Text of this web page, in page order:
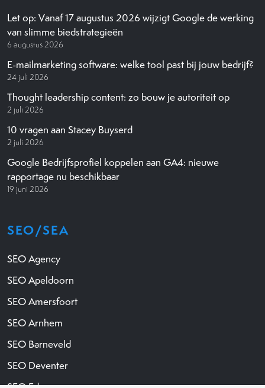
Let op: Vanaf 17 augustus 2026 wijzigt Google de werking
van slimme biedstrategieën
6 augustus 2026
E-mailmarketing software: welke tool past bij jouw bedrijf?
24 juli 2026
Thought leadership content: zo bouw je autoriteit op
2 juli 2026
10 vragen aan Stacey Buyserd
2 juli 2026
Google Bedrijfsprofiel koppelen aan GA4: nieuwe
rapportage nu beschikbaar
19 juni 2026
SEO/SEA
SEO Agency
SEO Apeldoorn
SEO Amersfoort
SEO Arnhem
SEO Barneveld
SEO Deventer